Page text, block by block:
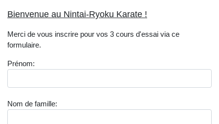
Bienvenue au Nintai-Ryoku Karate !
Merci de vous inscrire pour vos 3 cours d'essai via ce
formulaire.
Prénom:
Nom de famille: